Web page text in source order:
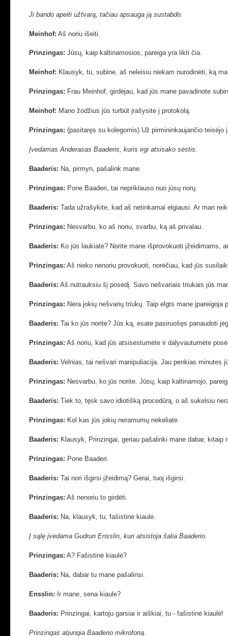
Ji bando apeiti užtvarą, tačiau apsauga ją sustabdo.
Meinhof: Aš noriu išeiti.
Prinzingas: Jūsų, kaip kaltinamosios, pareiga yra likti čia.
Meinhof: Klausyk, tu, subine, aš neleisiu niekam nurodinėti, ką
Prinzingas: Frau Meinhof, girdėjau, kad jūs mane pavadinote
Meinhof: Mano žodžius jūs turbūt įrašysite į protokolą.
Prinzingas: (pasitaręs su kolegomis) Už pirmininkaujančio
Įvedamas Anderasas Baaderis, kuris irgi atsisako sėstis.
Baaderis: Na, pirmyn, pašalink mane.
Prinzingas: Pone Baaderi, tai nepriklauso nuo jūsų norų.
Baaderis: Tada užrašykite, kad aš netinkamai elgiausi. Ar man
Prinzingas: Nesvarbu, ko aš noriu, svarbu, ką aš privalau.
Baaderis: Ko jūs laukiate? Norite mane išprovokuoti įžeidimams,
Prinzingas: Aš nieko nenoriu provokuoti, norėčiau, kad jūs
Baaderis: Aš nutrauksiu šį posėdį. Savo nešvariais triukais jūs
Prinzingas: Nėra jokių nešvarių triukų. Taip elgts mane įpareigoja
Baaderis: Tai ko jūs norite? Jūs ką, esate pasiruošęs panaudoti
Prinzingas: Aš noriu, kad jūs atsisėstumėte ir dalyvautumėte
Baaderis: Velnias, tai nešvari manipuliacija. Jau penkias minutes
Prinzingas: Nesvarbu, ko jūs norite. Jūsų, kaip kaltinamojo,
Baaderis: Tiek to, tęsk savo idiotišką procedūrą, o aš sukelsiu
Prinzingas: Kol kas jūs jokių neramumų nekeliate.
Baaderis: Klausyk, Prinzingai, geriau pašalinki mane dabar, kitaip
Prinzingas: Pone Baaderi.
Baaderis: Tai nori išgirsi įžeidimą? Gerai, tuoj išgirsi.
Prinzingas: Aš nenoriu to girdėti.
Baaderis: Na, klausyk, tu, fašistine kiaule.
Į sąlę įvedama Gudrun Ensslin, kuri atsistoja šalia Baaderio.
Prinzingas: A? Fašistinė kiaulė?
Baaderis: Na, dabar tu mane pašalinsi.
Ensslin: Ir mane, sena kiaule?
Baaderis: Prinzingai, kartoju garsiai ir aiškiai, tu - fašistinė kiaulė!
Prinzingas atjungia Baaderio mikrofoną.